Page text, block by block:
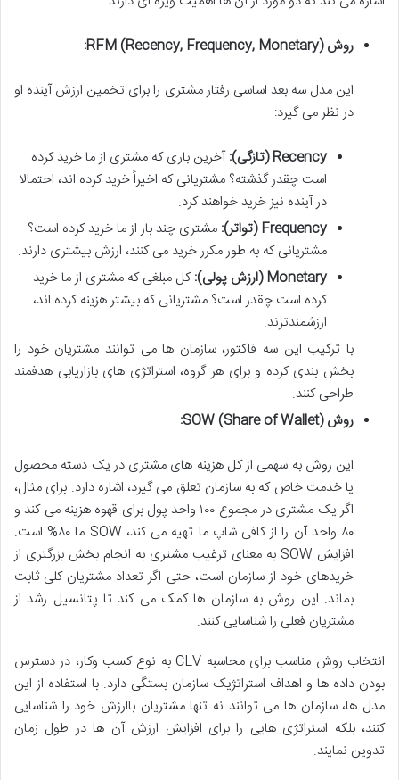
روش RFM (Recency, Frequency, Monetary):
این مدل سه بعد اساسی رفتار مشتری را برای تخمین ارزش آینده او
در نظر می گیرد:
Recency (تازگی):
آخرین باری که مشتری از ما خرید کرده
است چقدر گذشته؟ مشتریانی که اخیراً خرید کرده اند، احتمالا
در آینده نیز خرید خواهند کرد.
Frequency (تواتر):
مشتری چند بار از ما خرید کرده است؟
مشتریانی که به طور مکرر خرید می کنند، ارزش بیشتری دارند.
Monetary (ارزش پولی):
کل مبلغی که مشتری از ما خرید
کرده است چقدر است؟ مشتریانی که بیشتر هزینه کرده اند،
ارزشمندترند.
با ترکیب این سه فاکتور، سازمان ها می توانند مشتریان خود را
بخش بندی کرده و برای هر گروه، استراتژی های بازاریابی هدفمند
طراحی کنند.
روش SOW (Share of Wallet):
این روش به سهمی از کل هزینه های مشتری در یک دسته محصول
یا خدمت خاص که به سازمان تعلق می گیرد، اشاره دارد. برای مثال،
اگر یک مشتری در مجموع ۱۰۰ واحد پول برای قهوه هزینه می کند و
۸۰ واحد آن را از کافی شاپ ما تهیه می کند، SOW ما ۸۰% است.
افزایش SOW به معنای ترغیب مشتری به انجام بخش بزرگتری از
خریدهای خود از سازمان است، حتی اگر تعداد مشتریان کلی ثابت
بماند. این روش به سازمان ها کمک می کند تا پتانسیل رشد از
مشتریان فعلی را شناسایی کنند.
انتخاب روش مناسب برای محاسبه CLV به نوع کسب وکار، در دسترس
بودن داده ها و اهداف استراتژیک سازمان بستگی دارد. با استفاده از این
مدل ها، سازمان ها می توانند نه تنها مشتریان باارزش خود را شناسایی
کنند، بلکه استراتژی هایی را برای افزایش ارزش آن ها در طول زمان
تدوین نمایند.